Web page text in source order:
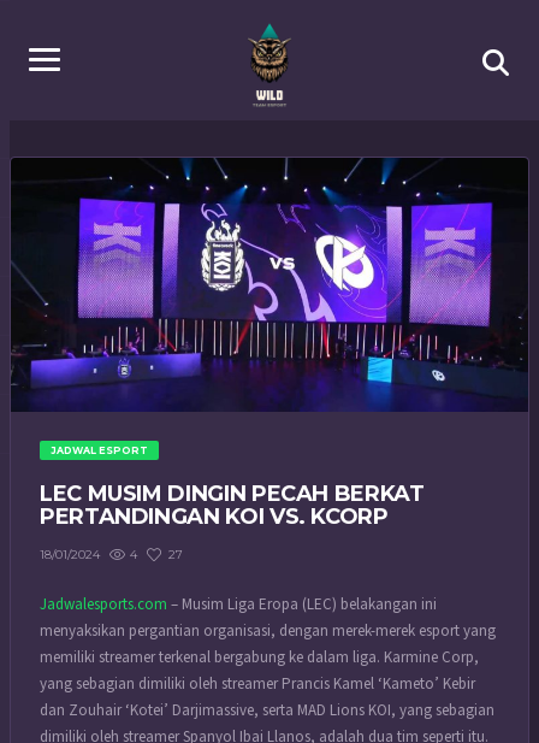
JADWAL ESPORT
LEC MUSIM DINGIN PECAH BERKAT
PERTANDINGAN KOI VS. KCORP
18/01/2024 4 27
Jadwalesports.com – Musim Liga Eropa (LEC) belakangan ini
menyaksikan pergantian organisasi, dengan merek-merek esport yang
memiliki streamer terkenal bergabung ke dalam liga. Karmine Corp,
yang sebagian dimiliki oleh streamer Prancis Kamel ‘Kameto’ Kebir
dan Zouhair ‘Kotei’ Darjimassive, serta MAD Lions KOI, yang sebagian
dimiliki oleh streamer Spanyol Ibai Llanos, adalah dua tim seperti itu.